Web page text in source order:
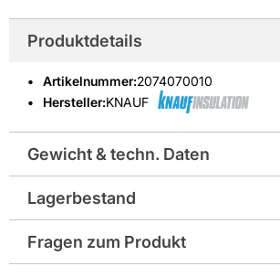
Produktdetails
Artikelnummer:2074070010
Hersteller:KNAUF
Gewicht & techn. Daten
Abmessungen in mm: 1250x600x50
Breite in mm: 600
Lagerbestand
Fragen zum Produkt